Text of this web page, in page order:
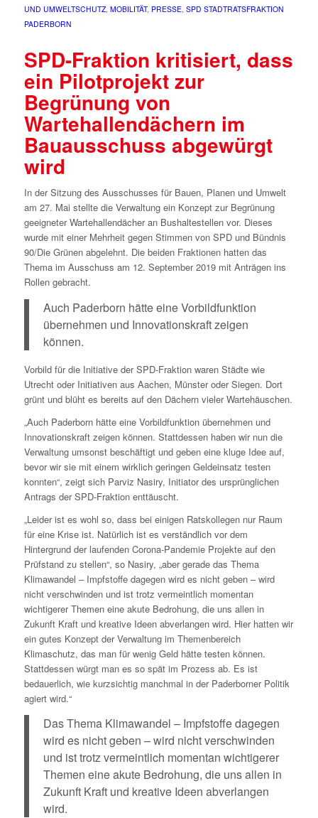
UND UMWELTSCHUTZ, MOBILITÄT, PRESSE, SPD STADTRATSFRAKTION
PADERBORN
SPD-Fraktion kritisiert, dass
ein Pilotprojekt zur
Begrünung von
Wartehallendächern im
Bauausschuss abgewürgt
wird
In der Sitzung des Ausschusses für Bauen, Planen und Umwelt
am 27. Mai stellte die Verwaltung ein Konzept zur Begrünung
geeigneter Wartehallendächer an Bushaltestellen vor. Dieses
wurde mit einer Mehrheit gegen Stimmen von SPD und Bündnis
90/Die Grünen abgelehnt. Die beiden Fraktionen hatten das
Thema im Ausschuss am 12. September 2019 mit Anträgen ins
Rollen gebracht.
Auch Paderborn hätte eine Vorbildfunktion
übernehmen und Innovationskraft zeigen
können.
Vorbild für die Initiative der SPD-Fraktion waren Städte wie
Utrecht oder Initiativen aus Aachen, Münster oder Siegen. Dort
grünt und blüht es bereits auf den Dächern vieler Wartehäuschen.
„Auch Paderborn hätte eine Vorbildfunktion übernehmen und
Innovationskraft zeigen können. Stattdessen haben wir nun die
Verwaltung umsonst beschäftigt und geben eine kluge Idee auf,
bevor wir sie mit einem wirklich geringen Geldeinsatz testen
konnten“, zeigt sich Parviz Nasiry, Initiator des ursprünglichen
Antrags der SPD-Fraktion enttäuscht.
„Leider ist es wohl so, dass bei einigen Ratskollegen nur Raum
für eine Krise ist. Natürlich ist es verständlich vor dem
Hintergrund der laufenden Corona-Pandemie Projekte auf den
Prüfstand zu stellen“, so Nasiry, „aber gerade das Thema
Klimawandel – Impfstoffe dagegen wird es nicht geben – wird
nicht verschwinden und ist trotz vermeintlich momentan
wichtigerer Themen eine akute Bedrohung, die uns allen in
Zukunft Kraft und kreative Ideen abverlangen wird. Hier hatten wir
ein gutes Konzept der Verwaltung im Themenbereich
Klimaschutz, das man für wenig Geld hätte testen können.
Stattdessen würgt man es so spät im Prozess ab. Es ist
bedauerlich, wie kurzsichtig manchmal in der Paderborner Politik
agiert wird.“
Das Thema Klimawandel – Impfstoffe dagegen
wird es nicht geben – wird nicht verschwinden
und ist trotz vermeintlich momentan wichtigerer
Themen eine akute Bedrohung, die uns allen in
Zukunft Kraft und kreative Ideen abverlangen
wird.